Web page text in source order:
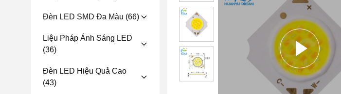
Đèn LED SMD Đa Màu (66)
Liệu Pháp Ánh Sáng LED
(36)
Đèn LED Hiệu Quả Cao
(43)